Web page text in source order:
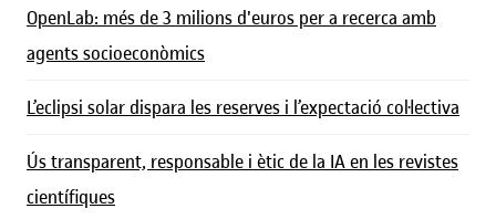
OpenLab: més de 3 milions d'euros per a recerca amb
agents socioeconòmics
L’eclipsi solar dispara les reserves i l’expectació col·lectiva
Ús transparent, responsable i ètic de la IA en les revistes
científiques